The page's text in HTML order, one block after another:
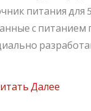
питания для
с питанием
Далее